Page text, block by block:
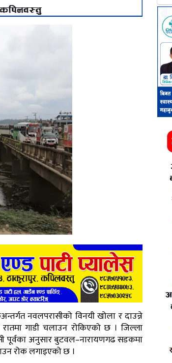
नवलपरासीको विनयी खोला र दाउन्ने
रातमा गाडी चलाउन रोकिएको छ । जिल्ला
पूर्वका अनुसार बुटवल–नारायणगढ सडकमा
रोक लगाइएको छ ।